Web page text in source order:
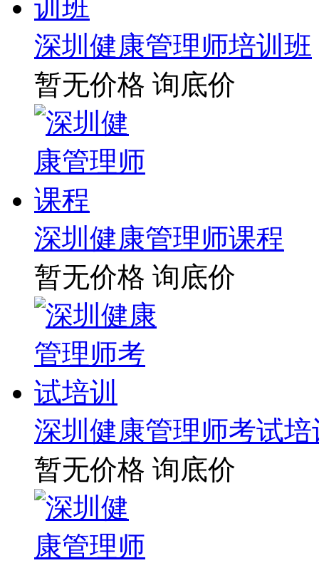
深圳健康管理师培训班
暂无价格 询底价
深圳健康管理师课程
暂无价格 询底价
深圳健康管理师考试培
暂无价格 询底价